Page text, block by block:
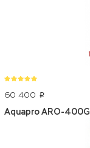
60 400 p
Aquapro ARO-400G